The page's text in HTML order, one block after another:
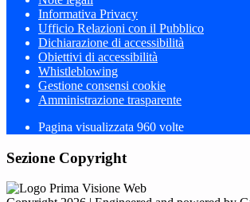
Informativa Privacy
Ufficio Relazioni con il Pubblico
Dichiarazione di accessibilità
Obiettivi di accessibilità
Whistleblowing
Gestione consensi cookie
Amministrazione trasparente
Pagina visualizzata 960 volte
Sezione Copyright